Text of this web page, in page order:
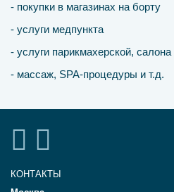
- покупки в магазинах на борту
- услуги медпункта
- услуги парикмахерской,
- массаж, SPA-процедуры и т.д.
КОНТАКТЫ